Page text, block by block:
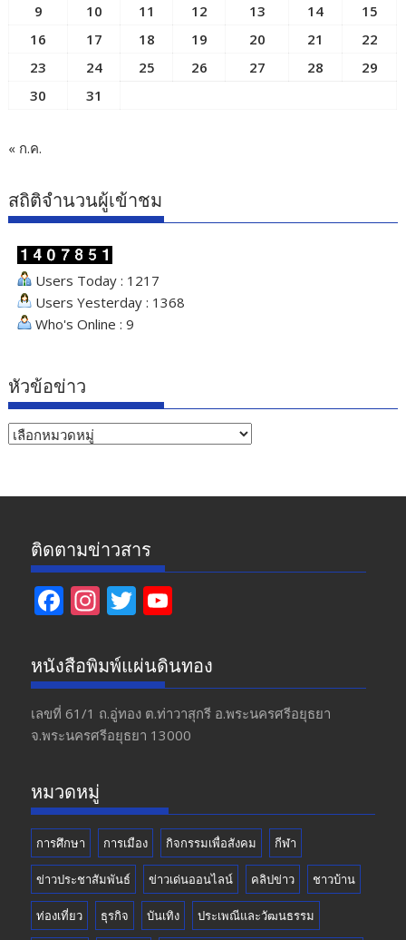
9
10 11 12 13 14
15
16
17 18 19 20 21
22
23
24 25 26 27 28
29
30
31
« ก.ค.
สถิติจำนวนผู้เข้าชม
Users Today : 1217
Users Yesterday : 1368
Who's Online : 9
หัวข้อข่าว
หัวข้อ
ติดตามข่าวสาร
F
e
b
o
o
In
a
gr
a
m
T
itt
er
u
T
u
b
หนังสือพิมพ์แผ่นดินทอง
เลขที่ 61/1 ถ.อู่ทอง​ ต.​ท่าวาสุกรี​ อ.พระนครศรีอยุธยา​
จ.พระนครศรีอยุธยา 13000
หมวดหมู่
การศึกษา การเมือง กิจกรรมเพื่อสังคม กีฬา
ข่าวประชาสัมพันธ์ ข่าวเด่นออนไลน์ คลิปข่าว ชาวบ้าน
ท่องเที่ยว ธุรกิจ บันเทิง ประเพณีและวัฒนธรรม